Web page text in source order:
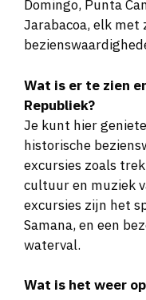
Jarabacoa, elk met
Republiek?
Je kunt hier
historische
excursies zoals
cultuur en muziek
excursies zijn het
Samana, en een
waterval.
reistijd?